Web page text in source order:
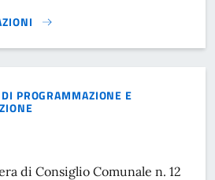
PROGRAMMAZIONE E
di Consiglio Comunale n. 12